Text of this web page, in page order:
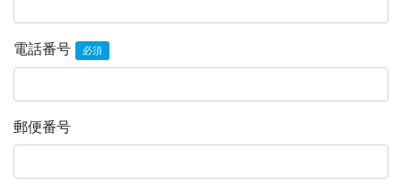
電話番号 必須
郵便番号